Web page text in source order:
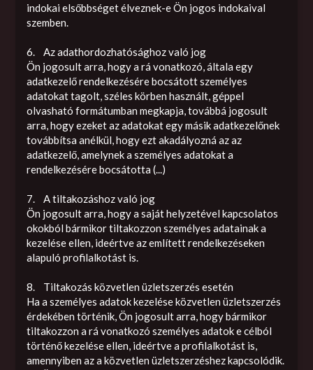
indokai elsőbbséget élveznek-e Ön jogos indokaival
szemben.
6. Az adathordozhatósághoz való jog
Ön jogosult arra, hogy a rá vonatkozó, általa egy
adatkezelő rendelkezésére bocsátott személyes
adatokat tagolt, széles körben használt, géppel
olvasható formátumban megkapja, továbbá jogosult
arra, hogy ezeket az adatokat egy másik adatkezelőnek
továbbítsa anélkül, hogy ezt akadályozná az az
adatkezelő, amelynek a személyes adatokat a
rendelkezésére bocsátotta (...)
7. A tiltakozáshoz való jog
Ön jogosult arra, hogy a saját helyzetével kapcsolatos
okokból bármikor tiltakozzon személyes adatainak a
kezelése ellen, ideértve az említett rendelkezéseken
alapuló profilalkotást is.
8. Tiltakozás közvetlen üzletszerzés esetén
Ha a személyes adatok kezelése közvetlen üzletszerzés
érdekében történik, Ön jogosult arra, hogy bármikor
tiltakozzon a rá vonatkozó személyes adatok e célból
történő kezelése ellen, ideértve a profilalkotást is,
amennyiben az a közvetlen üzletszerzéshez kapcsolódik.